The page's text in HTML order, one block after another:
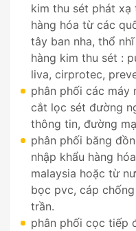
kim thu sét phát xạ
hàng hóa từ các
tây ban nha, thổ
hàng kim thu sét :
liva, cirprotec,
phân phối các máy
cắt lọc sét đường
thông tin, đường
phân phối băng
nhập khẩu hàng
malaysia hoặc từ
bọc pvc, cáp
trần.
phân phối cọc tiếp